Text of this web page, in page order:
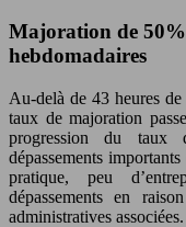
Majoration de 50%
hebdomadaires
Au-delà de 43 heures
taux de majoration
progression du taux
dépassements
pratique, peu
dépassements en
administratives associées.